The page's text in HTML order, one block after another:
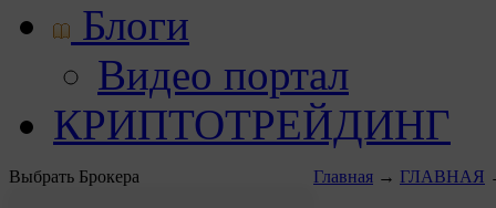
Блоги
Видео портал
КРИПТОТРЕЙДИНГ
Выбрать Брокера Главная → ГЛАВНАЯ